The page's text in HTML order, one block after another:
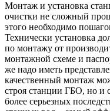
Монтаж и установка
очистки не сложный
этого необходимо
Технически установка
по монтажу от
монтажной схеме и
же надо иметь
качественный монтаж
строя станции ГБО, но и
более серьезных